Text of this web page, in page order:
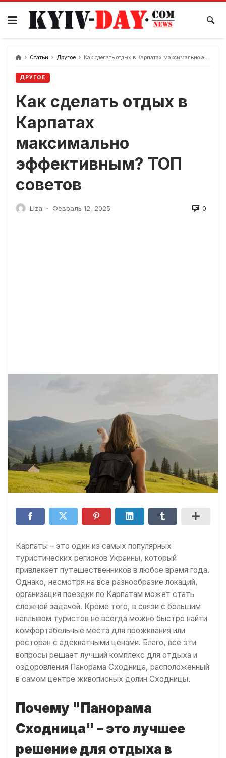
перейти
содержанию
Статьи Другое Как сделать отдых в Карпатах максимально эффективным? ТОП советов
ДРУГОЕ
Как сделать отдых в
Карпатах
максимально
эффективным? ТОП
советов
Liza - Февраль 12, 2025 0
Карпаты – это один из самых популярных
туристических регионов Украины, который
привлекает путешественников в любое время года.
Однако, несмотря на все разнообразие локаций,
организация поездки по Карпатам может стать
сложной задачей. Кроме того, в связи с большим
наплывом туристов не всегда можно быстро найти
комфортабельные места для проживания или
ресторан с адекватными ценами. Благо, все эти
вопросы решает лучший комплекс для отдыха и
оздоровления Панорама Сходница, расположенный
в самом центре живописных долин Сходницы.
Почему "Панорама
Сходница" – это лучшее
решение для отдыха в